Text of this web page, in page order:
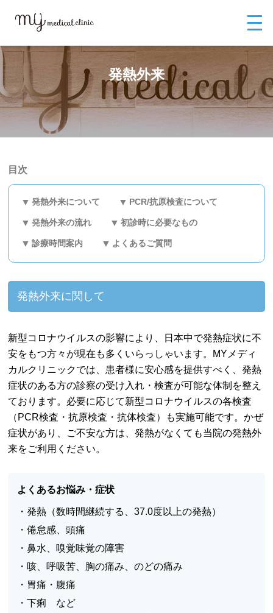
発熱外来
目次
発熱外来について PCR/抗原検査について
発熱外来の流れ 初診時に必要なもの
診療時間案内 よくあるご質問
発熱外来に関して
新型コロナウイルスの影響により、日本中で発熱症状に不
安をもつ方々が現在も多くいらっしゃいます。MYメディ
カルクリニックでは、患者様に安心感を提供すべく、発熱
症状のある方の診察の受け入れ・検査が可能な体制を整え
ております。必要に応じて新型コロナウイルスの各検査
（PCR検査・抗原検査・抗体検査）も実施可能です。かぜ
症状があり、ご不安な方は、発熱がなくても当院の発熱外
来をご利用ください。
よくあるお悩み・症状
・発熱（数時間継続する、37.0度以上の発熱）
・倦怠感、頭痛
・鼻水、嗅覚味覚の障害
・咳、呼吸苦、胸の痛み、のどの痛み
・胃痛・腹痛
・下痢 など